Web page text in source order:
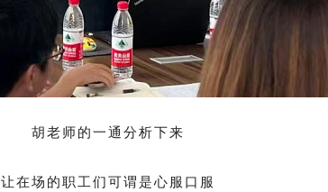
胡老师的一通分析下来
让在场的职工们可谓是心服口服